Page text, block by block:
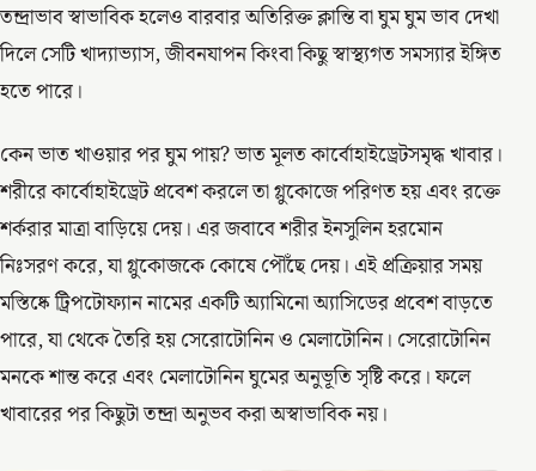
তন্দ্রাভাব স্বাভাবিক হলেও বারবার অতিরিক্ত ক্লান্তি বা ঘুম ঘুম ভাব দেখা
দিলে সেটি খাদ্যাভ্যাস, জীবনযাপন কিংবা কিছু স্বাস্থ্যগত সমস্যার ইঙ্গিত
হতে পারে।
কেন ভাত খাওয়ার পর ঘুম পায়? ভাত মূলত কার্বোহাইড্রেটসমৃদ্ধ খাবার।
শরীরে কার্বোহাইড্রেট প্রবেশ করলে তা গ্লুকোজে পরিণত হয় এবং রক্তে
শর্করার মাত্রা বাড়িয়ে দেয়। এর জবাবে শরীর ইনসুলিন হরমোন
নিঃসরণ করে, যা গ্লুকোজকে কোষে পৌঁছে দেয়। এই প্রক্রিয়ার সময়
মস্তিষ্কে ট্রিপটোফ্যান নামের একটি অ্যামিনো অ্যাসিডের প্রবেশ বাড়তে
পারে, যা থেকে তৈরি হয় সেরোটোনিন ও মেলাটোনিন। সেরোটোনিন
মনকে শান্ত করে এবং মেলাটোনিন ঘুমের অনুভূতি সৃষ্টি করে। ফলে
খাবারের পর কিছুটা তন্দ্রা অনুভব করা অস্বাভাবিক নয়।